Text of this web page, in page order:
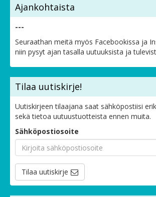
Ajankohtaista
---
Seuraathan meitä myös Facebookissa ja
niin pysyt ajan tasalla uutuuksista ja
Tilaa uutiskirje!
Uutiskirjeen tilaajana saat sähköpostiisi
sekä tietoa uutuustuotteista ennen muita.
Sähköpostiosoite
Tilaa uutiskirje